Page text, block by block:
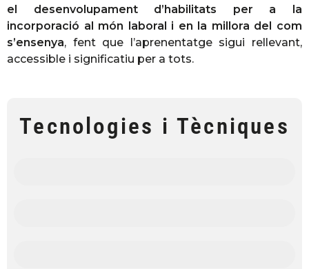
el desenvolupament d’habilitats per a la
incorporació al món laboral i en la millora del com
s’ensenya, fent que l’aprenentatge sigui rellevant,
accessible i significatiu per a tots.
Tecnologies i Tècniques